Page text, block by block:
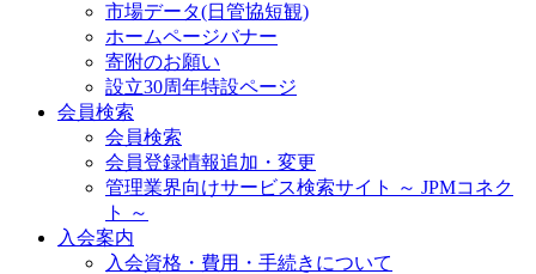
市場データ(日管協短観)
ホームページバナー
寄附のお願い
設立30周年特設ページ
会員検索
会員検索
会員登録情報追加・変更
管理業界向けサービス検索サイト ～ JPMコネク
ト ～
入会案内
入会資格・費用・手続きについて